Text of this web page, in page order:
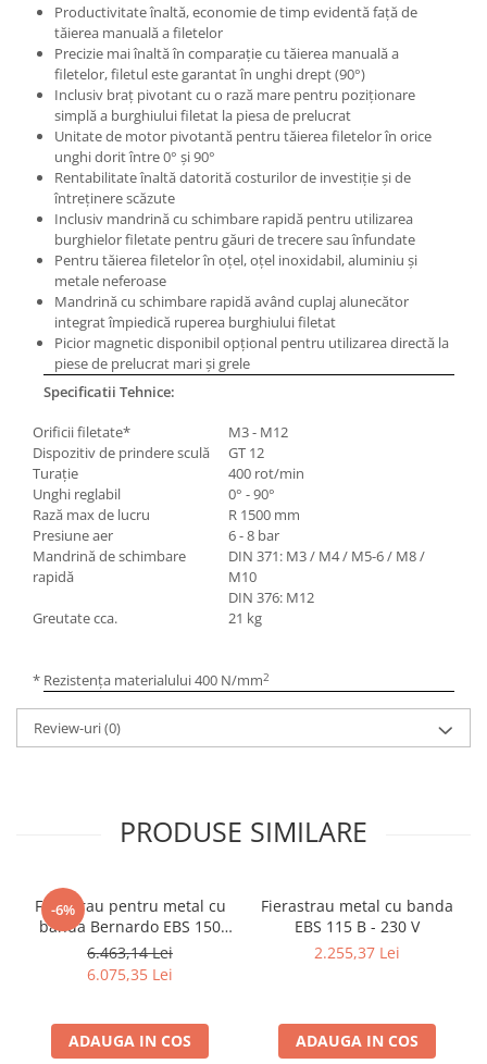
Masini electrice de filetat
Exhaustor pentru aschii metal
Masini de gaurit cu talpa
magnetica
Instalatii de spalare a pieselor
Lame de ferastrau cu varf din
carbura
Lame de ferăstrău cu acoperire
TiN
Panze de taiere cu banda verticala
Panze de taiere metal pentru
ferastraie
Roti de lustruit
Standuri pentru ferăstraie cu
bandă
Standuri pentru mașini de găurit și
frezat
Standuri pentru mașini de șlefuit
Standuri pentru strunguri metal
Unelte striere
Productivitate înaltă, economie de timp evidentă faţă de
tăierea manuală a filetelor
Precizie mai înaltă în comparaţie cu tăierea manuală a
filetelor, filetul este garantat în unghi drept (90°)
Inclusiv braţ pivotant cu o rază mare pentru poziţionare
simplă a burghiului filetat la piesa de prelucrat
Unitate de motor pivotantă pentru tăierea filetelor în orice
unghi dorit între 0° şi 90°
Rentabilitate înaltă datorită costurilor de investiţie şi de
întreţinere scăzute
Inclusiv mandrină cu schimbare rapidă pentru utilizarea
burghielor filetate pentru găuri de trecere sau înfundate
Pentru tăierea filetelor în oţel, oţel inoxidabil, aluminiu şi
metale neferoase
Mandrină cu schimbare rapidă având cuplaj alunecător
integrat împiedică ruperea burghiului filetat
Picior magnetic disponibil opţional pentru utilizarea directă la
piese de prelucrat mari şi grele
Specificatii Tehnice:
Orificii filetate*
M3 - M12
Dispozitiv de prindere sculă
GT 12
Turaţie
400 rot/min
Unghi reglabil
0° - 90°
Rază max de lucru
R 1500 mm
Presiune aer
6 - 8 bar
Mandrină de schimbare
rapidă
DIN 371: M3 / M4 / M5-6 / M8 /
M10
DIN 376: M12
Greutate cca.
21 kg
* Rezistenţa materialului 400 N/mm2
Review-uri(0)
PRODUSE SIMILARE
-6%
Ferastrau pentru metal cu
banda Bernardo EBS 150
GC
6.463,14 Lei
6.075,35 Lei
ADAUGA IN COS
Fierastrau metal cu banda
EBS 115 B - 230 V
2.255,37 Lei
ADAUGA IN COS